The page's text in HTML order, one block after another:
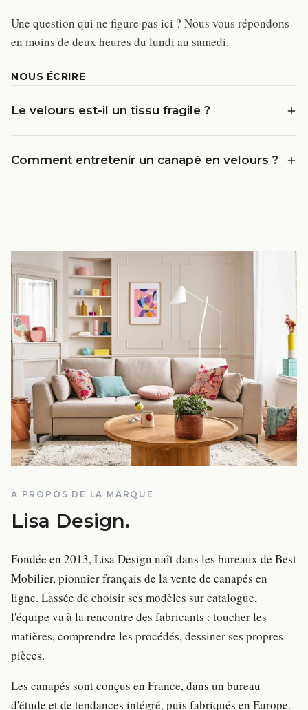
Une question qui ne figure pas ici ? Nous vous répondons
en moins de deux heures du lundi au samedi.
NOUS ÉCRIRE
Le velours est-il un tissu fragile ?
Comment entretenir un canapé en velours ?
À PROPOS DE LA MARQUE
Lisa Design.
Fondée en 2013, Lisa Design naît dans les bureaux de Best
Mobilier, pionnier français de la vente de canapés en
ligne. Lassée de choisir ses modèles sur catalogue,
l'équipe va à la rencontre des fabricants : toucher les
matières, comprendre les procédés, dessiner ses propres
pièces.
Les canapés sont conçus en France, dans un bureau
d'étude et de tendances intégré, puis fabriqués en Europe.